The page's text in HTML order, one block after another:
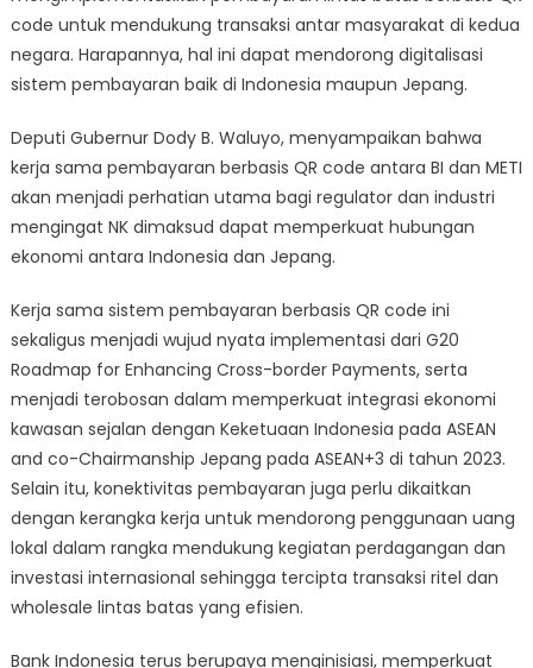
code untuk mendukung transaksi antar masyarakat di kedua
negara. Harapannya, hal ini dapat mendorong digitalisasi
sistem pembayaran baik di Indonesia maupun Jepang.
Deputi Gubernur Dody B. Waluyo, menyampaikan bahwa
kerja sama pembayaran berbasis QR code antara BI dan METI
akan menjadi perhatian utama bagi regulator dan industri
mengingat NK dimaksud dapat memperkuat hubungan
ekonomi antara Indonesia dan Jepang.
Kerja sama sistem pembayaran berbasis QR code ini
sekaligus menjadi wujud nyata implementasi dari G20
Roadmap for Enhancing Cross-border Payments, serta
menjadi terobosan dalam memperkuat integrasi ekonomi
kawasan sejalan dengan Keketuaan Indonesia pada ASEAN
and co-Chairmanship Jepang pada ASEAN+3 di tahun 2023.
Selain itu, konektivitas pembayaran juga perlu dikaitkan
dengan kerangka kerja untuk mendorong penggunaan uang
lokal dalam rangka mendukung kegiatan perdagangan dan
investasi internasional sehingga tercipta transaksi ritel dan
wholesale lintas batas yang efisien.
Bank Indonesia terus berupaya menginisiasi, memperkuat